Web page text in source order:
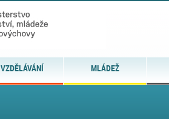
VZDĚLÁVÁNÍ MLÁDEŽ